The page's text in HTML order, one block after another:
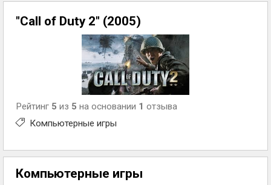
"Call of Duty 2" (2005)
Рейтинг 5 из 5 на основании 1 отзыва
Компьютерные игры
Компьютерные игры